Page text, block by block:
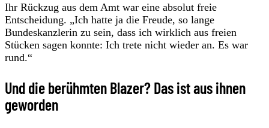
Ihr Rückzug aus dem Amt war eine absolut freie
Entscheidung. „Ich hatte ja die Freude, so lange
Bundeskanzlerin zu sein, dass ich wirklich aus freien
Stücken sagen konnte: Ich trete nicht wieder an. Es war
rund.“
Und die berühmten Blazer? Das ist aus ihnen
geworden